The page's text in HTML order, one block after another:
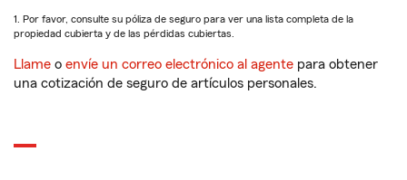
1. Por favor, consulte su póliza de seguro para ver una lista completa de la
propiedad cubierta y de las pérdidas cubiertas.
Llame o envíe un correo electrónico al agente para obtener
una cotización de seguro de artículos personales.